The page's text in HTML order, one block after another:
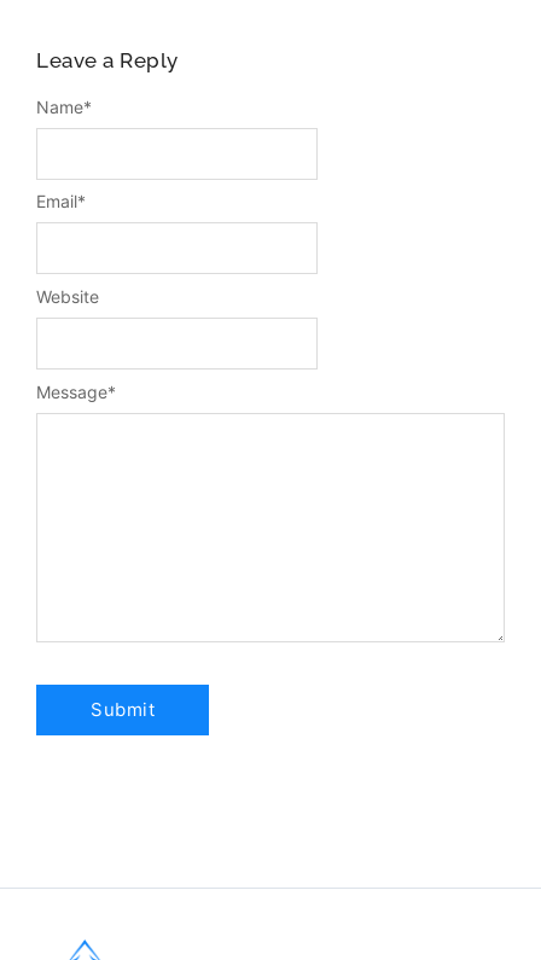
Leave a Reply
Message*
Name*
Email*
Website